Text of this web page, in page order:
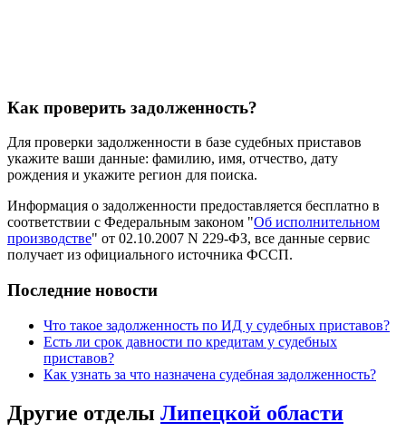
Как проверить задолженность?
Для проверки задолженности в базе судебных приставов
укажите ваши данные: фамилию, имя, отчество, дату
рождения и укажите регион для поиска.
Информация о задолженности предоставляется бесплатно в
соответствии с Федеральным законом "Об исполнительном
производстве" от 02.10.2007 N 229-ФЗ, все данные сервис
получает из официального источника ФССП.
Последние новости
Что такое задолженность по ИД у судебных приставов?
Есть ли срок давности по кредитам у судебных
приставов?
Как узнать за что назначена судебная задолженность?
Другие отделы Липецкой области